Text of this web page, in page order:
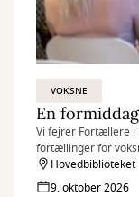
VOKSNE
Vi fejrer Fortællere i
fortællinger for
Hovedbiblioteket
9. oktober 2026